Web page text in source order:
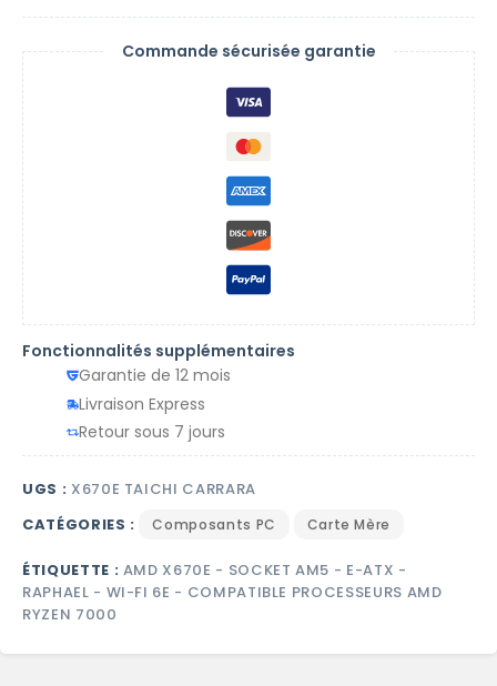
Commande sécurisée garantie
Fonctionnalités supplémentaires
Garantie de 12 mois
Livraison Express
Retour sous 7 jours
UGS : X670E TAICHI CARRARA
CATÉGORIES :
Composants PC Carte Mère
ÉTIQUETTE : AMD X670E - SOCKET AM5 - E-ATX -
RAPHAEL - WI-FI 6E - COMPATIBLE PROCESSEURS AMD
RYZEN 7000